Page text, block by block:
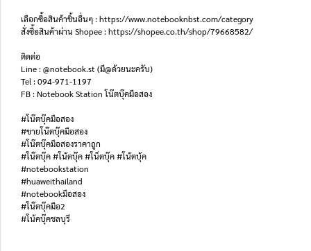
เลือกซื้อสินค้าชิ้นอื่นๆ : https://www.notebooknbst.com/category
สั่งซื้อสินค้าผ่าน Shopee : https://shopee.co.th/shop/79668582/
ติดต่อ
Line : @notebook.st (มี@ด้วยนะครับ)
Tel : 094-971-1197
FB : Notebook Station โน๊ตบุ๊คมือสอง
#โน๊ตบุ๊คมือสอง
#ขายโน๊ตบุ๊คมือสอง
#โน๊ตบุ๊คมือสองราคาถูก
#โน๊ตบุ๊ค #โน้ตบุ๊ค #โน็ตบุ๊ค #โน้ตบุ้ค
#notebookstation
#huaweithailand
#notebookมือสอง
#โน๊ตบุ๊คมือ2
#โน้คบุ๊คชลบุรี